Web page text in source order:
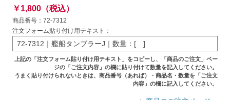
￥1,800（税込）
商品番号：72-7312
注文フォーム貼り付け用テキスト：
72-7312｜艦船タンブラーJ｜数量：[ ]
上記の「注文フォーム貼り付け用テキスト」をコピーし、「商品のご注文」ペー
ジの「ご注文内容」の欄に貼り付けて数量を記入してください。
うまく貼り付けられないときは、商品番号（あれば）・商品名・数量を「ご注文
内容」の欄に記入してください。